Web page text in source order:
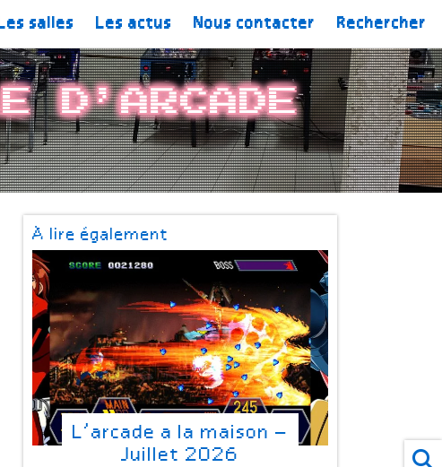
Les salles Les actus Nous contacter Rechercher
d’arcade
À lire également
L’arcade a la maison –
Juillet 2026